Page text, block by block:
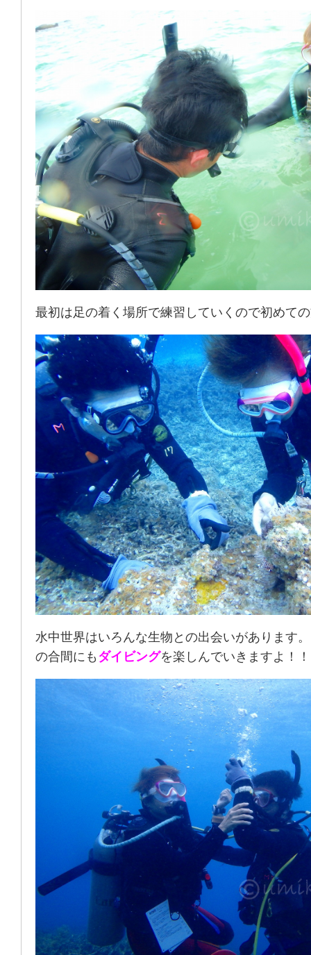
最初は足の着く場所で練習していくので初めて
水中世界はいろんな生物との出会いがあります。
の合間にも ダイビングを楽しんでいきますよ！！